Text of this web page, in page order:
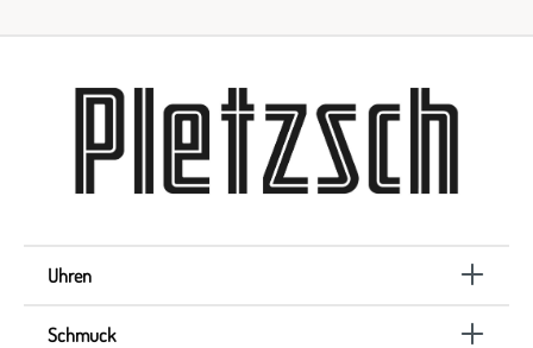
Uhren
Schmuck